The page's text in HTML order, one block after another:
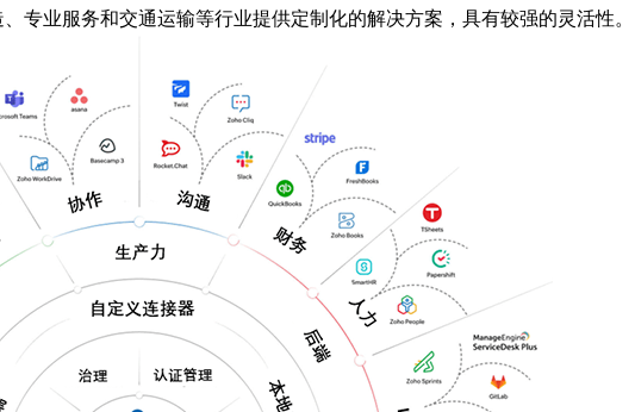
专业服务和交通运输等行业提供定制化的解决方案，具有较强的灵活性。